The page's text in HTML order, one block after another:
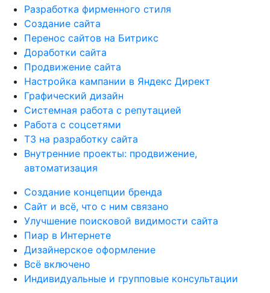
Разработка фирменного стиля
Создание сайта
Перенос сайтов на Битрикс
Доработки сайта
Продвижение сайта
Настройка кампании в Яндекс Директ
Графический дизайн
Системная работа с репутацией
Работа с соцсетями
ТЗ на разработку сайта
Внутренние проекты: продвижение,
автоматизация
Создание концепции бренда
Сайт и всё, что с ним связано
Улучшение поисковой видимости сайта
Пиар в Интернете
Дизайнерское оформление
Всё включено
Индивидуальные и групповые консультации